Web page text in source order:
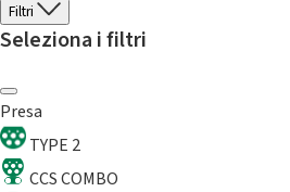
Filtri
Seleziona i filtri
Presa
TYPE 2
CCS COMBO